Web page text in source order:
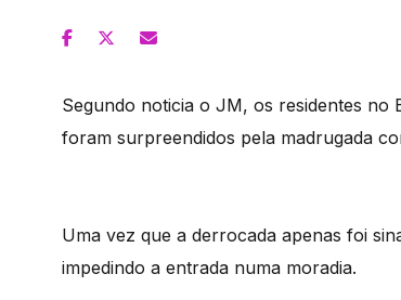
Segundo noticia o JM, os residentes no
foram surpreendidos pela madrugada
Uma vez que a derrocada apenas foi
impedindo a entrada numa moradia.